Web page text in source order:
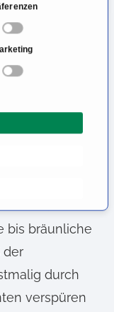
Urin beim
gestörte
und
unklare
Blut im
bis bräunliche
der
durch
verspüren